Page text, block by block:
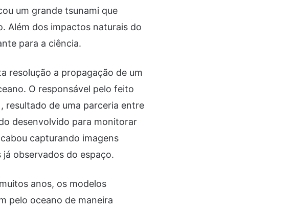
um grande tsunami que
Além dos impactos naturais do
para a ciência.
resolução a propagação de um
O responsável pelo feito
resultado de uma parceria entre
desenvolvido para monitorar
capturando imagens
observados do espaço.
anos, os modelos
pelo oceano de maneira